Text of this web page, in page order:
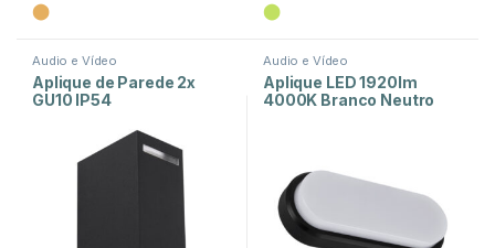
⬤ ⬤
Audio e Vídeo
Aplique de Parede 2x
GU10 IP54
Audio e Vídeo
Aplique LED 1920lm
4000K Branco Neutro